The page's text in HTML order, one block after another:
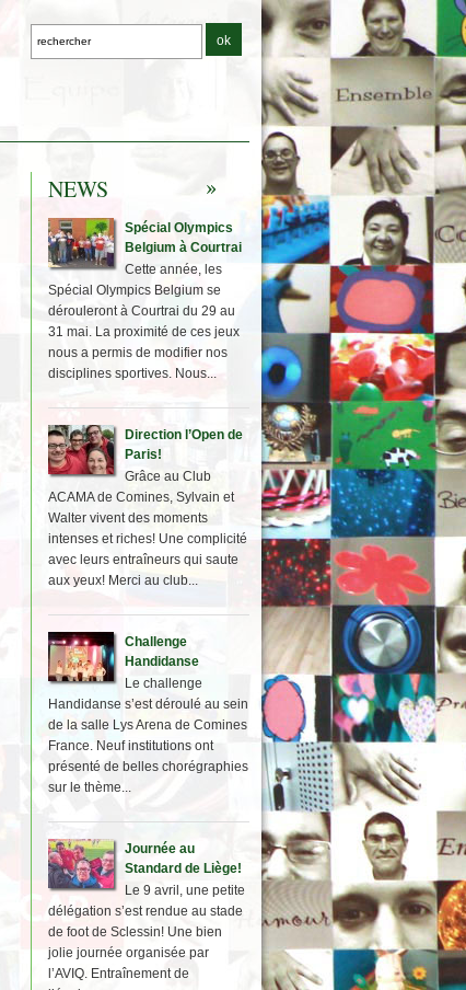
NEWS
Spécial Olympics
Belgium à Courtrai
Cette année, les
Spécial Olympics Belgium se
dérouleront à Courtrai du 29 au
31 mai. La proximité de ces jeux
nous a permis de modifier nos
disciplines sportives. Nous...
Direction l’Open de
Paris!
Grâce au Club
ACAMA de Comines, Sylvain et
Walter vivent des moments
intenses et riches! Une complicité
avec leurs entraîneurs qui saute
aux yeux! Merci au club...
Challenge
Handidanse
Le challenge
Handidanse s’est déroulé au sein
de la salle Lys Arena de Comines
France. Neuf institutions ont
présenté de belles chorégraphies
sur le thème...
Journée au
Standard de Liège!
Le 9 avril, une petite
délégation s’est rendue au stade
de foot de Sclessin! Une bien
jolie journée organisée par
l’AVIQ. Entraînement de